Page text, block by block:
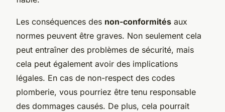
Les conséquences des non-conformités aux
normes peuvent être graves. Non seulement cela
peut entraîner des problèmes de sécurité, mais
cela peut également avoir des implications
légales. En cas de non-respect des codes
plomberie, vous pourriez être tenu responsable
des dommages causés. De plus, cela pourrait